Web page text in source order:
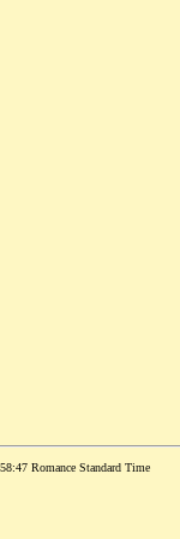
Romance Standard Time